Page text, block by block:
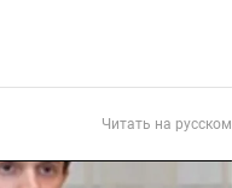
Читать на русском